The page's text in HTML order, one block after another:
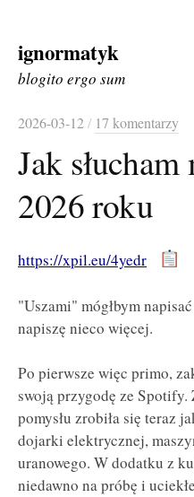
Skip
to
ignormatyk
blogito ergo sum
2026-03-12/ 17 komentarzy
Jak
2026 roku
https://xpil.eu/4yedr
"Uszami" mógłbym
napiszę nieco więcej.
Po pierwsze więc primo,
swoją przygodę ze
pomysłu zrobiła się teraz
dojarki elektrycznej,
uranowego. W dodatku z
niedawno na próbę i